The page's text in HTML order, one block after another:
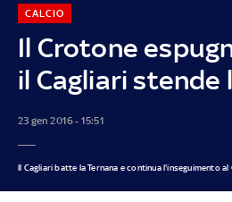
Il Crotone
il Cagliari stende
CALCIO
23 gen 2016 - 15:51
Il Cagliari batte la Ternana e continua l'inseguimento